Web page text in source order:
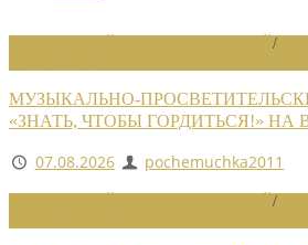
/
МУЗЫКАЛЬНО-
«ЗНАТЬ, ЧТОБЫ ГОРДИТЬСЯ!»
07.08.2026
pochemuchka2011
/